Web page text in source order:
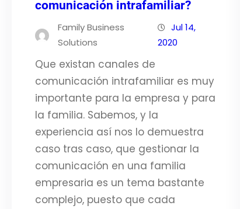
comunicación intrafamiliar?
Family Business
Solutions
Jul 14,
2020
Que existan canales de
comunicación intrafamiliar es muy
importante para la empresa y para
la familia. Sabemos, y la
experiencia así nos lo demuestra
caso tras caso, que gestionar la
comunicación en una familia
empresaria es un tema bastante
complejo, puesto que cada